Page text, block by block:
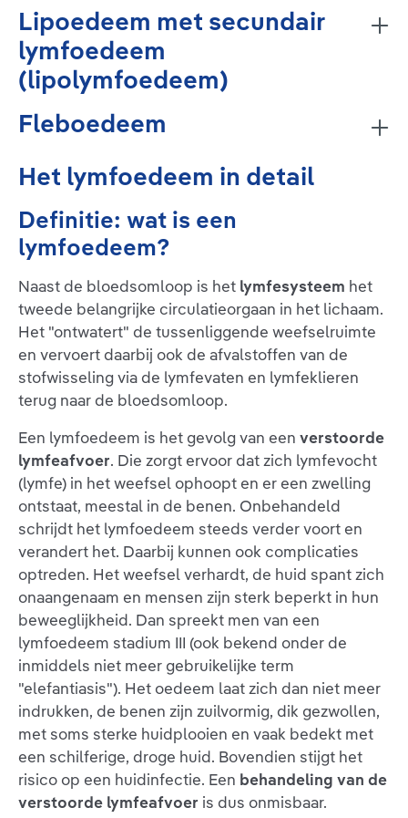
Lipoedeem met secundair
lymfoedeem
(lipolymfoedeem)
Fleboedeem
Het lymfoedeem in detail
Definitie: wat is een
lymfoedeem?
Naast de bloedsomloop is het lymfesysteem het
tweede belangrijke circulatieorgaan in het lichaam.
Het "ontwatert" de tussenliggende weefselruimte
en vervoert daarbij ook de afvalstoffen van de
stofwisseling via de lymfevaten en lymfeklieren
terug naar de bloedsomloop.
Een lymfoedeem is het gevolg van een verstoorde
lymfeafvoer. Die zorgt ervoor dat zich lymfevocht
(lymfe) in het weefsel ophoopt en er een zwelling
ontstaat, meestal in de benen. Onbehandeld
schrijdt het lymfoedeem steeds verder voort en
verandert het. Daarbij kunnen ook complicaties
optreden. Het weefsel verhardt, de huid spant zich
onaangenaam en mensen zijn sterk beperkt in hun
beweeglijkheid. Dan spreekt men van een
lymfoedeem stadium III (ook bekend onder de
inmiddels niet meer gebruikelijke term
"elefantiasis"). Het oedeem laat zich dan niet meer
indrukken, de benen zijn zuilvormig, dik gezwollen,
met soms sterke huidplooien en vaak bedekt met
een schilferige, droge huid. Bovendien stijgt het
risico op een huidinfectie. Een behandeling van de
verstoorde lymfeafvoer is dus onmisbaar.